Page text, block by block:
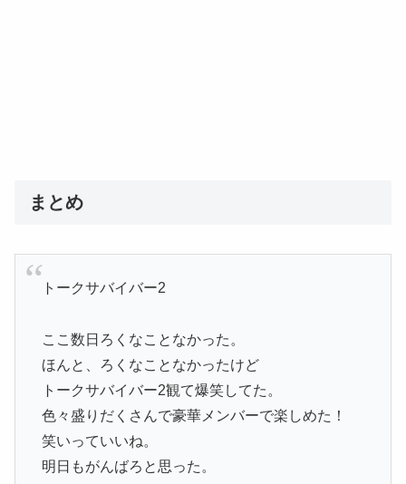
まとめ
トークサバイバー2
ここ数日ろくなことなかった。
ほんと、ろくなことなかったけど
トークサバイバー2観て爆笑してた。
色々盛りだくさんで豪華メンバーで楽しめた！
笑いっていいね。
明日もがんばろと思った。